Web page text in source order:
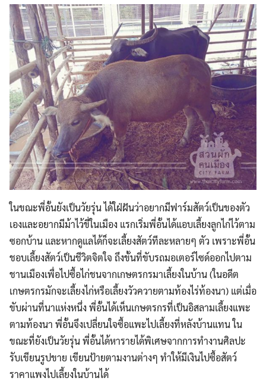
Search
for: Search
ในขณะพี่อั้นยังเป็นวัยรุ่น ได้ใฝ่ฝันว่าอยากมีฟาร์มสัตว์เป็นของตัว
เองและอยากมีม้าไว้ขี่ในเมือง แรกเริ่มพี่อั้นได้แอบเลี้ยงลูกไก่ไว้ตาม
ซอกบ้าน และหากดูแลได้ก็จะเลี้ยงสัตว์ทีละหลายๆ ตัว เพราะพี่อั้น
ชอบเลี้ยงสัตว์เป็นชีวิตจิตใจ ถึงขั้นที่ขับรถมอเตอร์ไซด์ออกไปตาม
ชานเมืองเพื่อไปซื้อไก่ชนจากเกษตรกรมาเลี้ยงในบ้าน (ในอดีต
เกษตรกรมักจะเลี้ยงไก่หรือเลี้ยงวัวควายตามท้องไร่ท้องนา) แต่เมื่อ
ขับผ่านที่นาแห่งหนึ่ง พี่อั้นได้เห็นเกษตรกรที่เป็นอิสลามเลี้ยงแพะ
ตามท้องนา พี่อั้นจึงเปลี่ยนใจซื้อแพะไปเลี้ยงที่หลังบ้านแทน ใน
ขณะที่ยังเป็นวัยรุ่น พี่อั้นได้หารายได้พิเศษจากการทำงานศิลปะ
รับเขียนรูปขาย เขียนป้ายตามงานต่างๆ ทำให้มีเงินไปซื้อสัตว์
ราคาแพงไปเลี้ยงในบ้านได้